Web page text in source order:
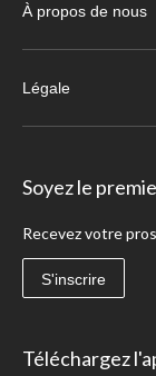
À propos de nous
Légale
Soyez le
Recevez votre
S'inscrire
Téléchargez